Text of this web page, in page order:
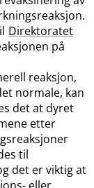
Direktoratet
på
reaksjon,
normale, kan
det at dyret
etter
til
det er viktig at